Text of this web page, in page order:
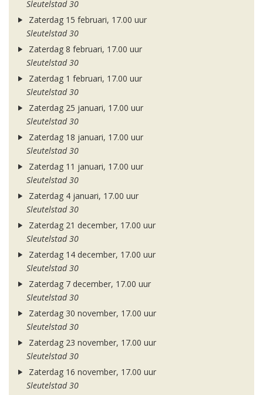
Sleutelstad 30
Zaterdag 15 februari, 17.00 uur
Sleutelstad 30
Zaterdag 8 februari, 17.00 uur
Sleutelstad 30
Zaterdag 1 februari, 17.00 uur
Sleutelstad 30
Zaterdag 25 januari, 17.00 uur
Sleutelstad 30
Zaterdag 18 januari, 17.00 uur
Sleutelstad 30
Zaterdag 11 januari, 17.00 uur
Sleutelstad 30
Zaterdag 4 januari, 17.00 uur
Sleutelstad 30
Zaterdag 21 december, 17.00 uur
Sleutelstad 30
Zaterdag 14 december, 17.00 uur
Sleutelstad 30
Zaterdag 7 december, 17.00 uur
Sleutelstad 30
Zaterdag 30 november, 17.00 uur
Sleutelstad 30
Zaterdag 23 november, 17.00 uur
Sleutelstad 30
Zaterdag 16 november, 17.00 uur
Sleutelstad 30